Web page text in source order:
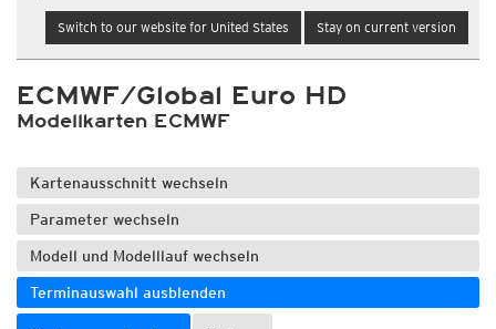
Switch to our website for United States Stay on current version
ECMWF/Global Euro HD
Modellkarten ECMWF
Kartenausschnitt wechseln
Parameter wechseln
Modell und Modelllauf wechseln
Terminauswahl ausblenden